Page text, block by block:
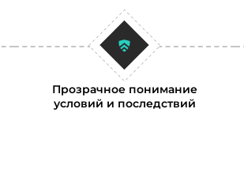
Прозрачное понимание
условий и последствий